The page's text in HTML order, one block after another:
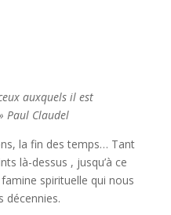
auxquels il est
Paul Claudel
la fin des temps… Tant
là-dessus , jusqu’à ce
spirituelle qui nous
décennies.